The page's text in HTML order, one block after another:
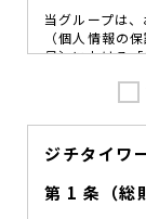
当グループは
（個人情報の
号〕における
図ることが、
を定め、役員
組みを徹底さ
に努めてまい
ジチタイワ
第 1 条（総